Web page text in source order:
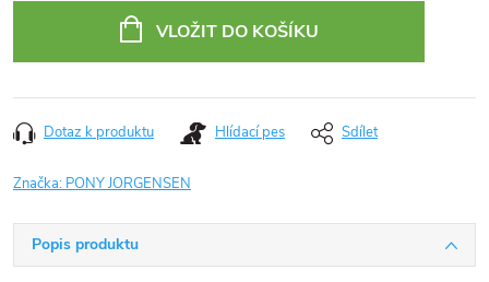
VLOŽIT DO KOŠÍKU
Dotaz k produktu Hlídací pes Sdílet
Značka: PONY JORGENSEN
Popis produktu